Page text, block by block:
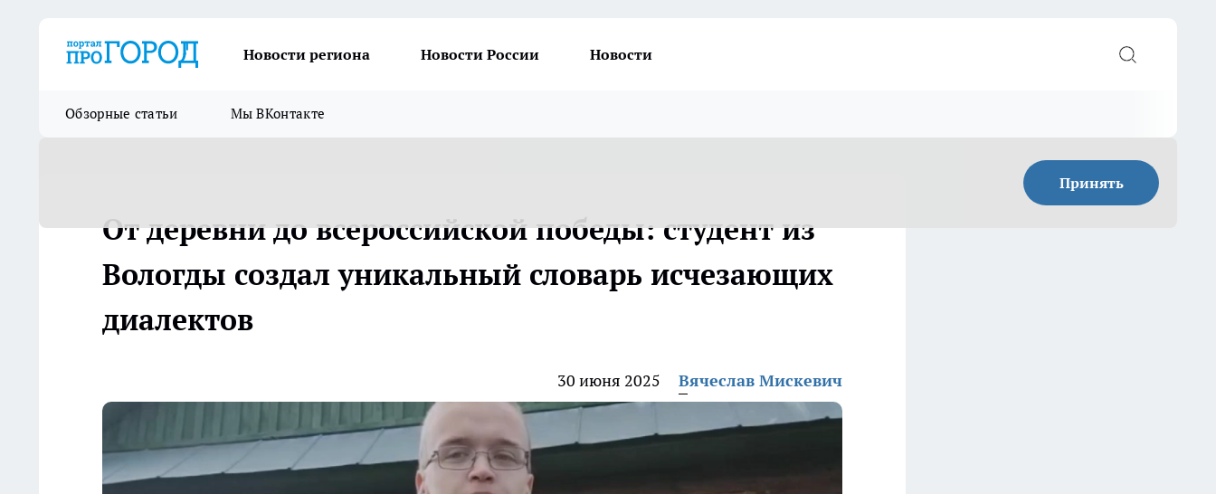
Новости региона Новости России Новости
Обзорные статьи Мы ВКонтакте
Принять
От деревни до всероссийской победы: студент из
Вологды создал уникальный словарь исчезающих
диалектов
30 июня 2025 Вячеслав Мискевич